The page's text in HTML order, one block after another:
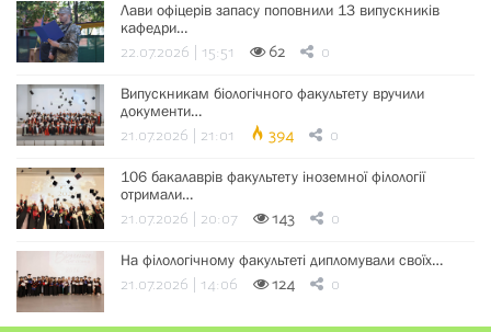
Лави офіцерів запасу поповнили 13 випускників
кафедри…
22.07.2026 | 15:51 62 0
Випускникам біологічного факультету вручили
документи…
21.07.2026 | 21:01 394 0
106 бакалаврів факультету іноземної філології
отримали…
21.07.2026 | 20:07 143 0
На філологічному факультеті дипломували своїх…
21.07.2026 | 14:06 124 0